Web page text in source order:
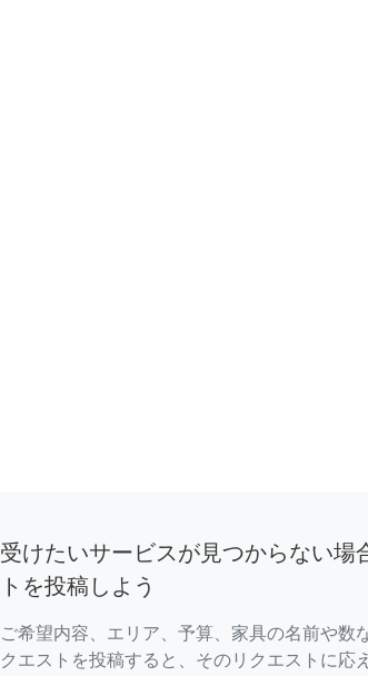
受けたいサービスが見つからない場
トを投稿しよう
ご希望内容、エリア、予算、家具の名前や数
クエストを投稿すると、そのリクエストに応